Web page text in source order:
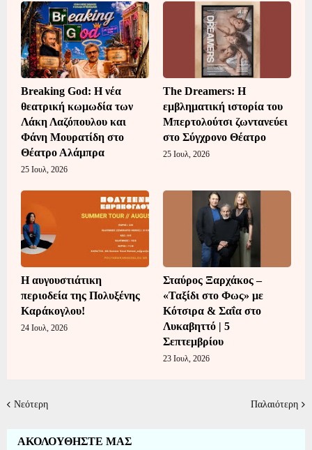
Breaking God: Η νέα
θεατρική κωμωδία των
Λάκη Λαζόπουλου και
Φάνη Μουρατίδη στο
Θέατρο Αλάμπρα
25 Ιουλ, 2026
The Dreamers: Η
εμβληματική ιστορία του
Μπερτολούτσι ζωντανεύει
στο Σύγχρονο Θέατρο
25 Ιουλ, 2026
Η αυγουστιάτικη
περιοδεία της Πολυξένης
Καράκογλου!
24 Ιουλ, 2026
Σταύρος Ξαρχάκος –
«Ταξίδι στο Φως» με
Κότσιρα & Σαΐα στο
Λυκαβηττό | 5
Σεπτεμβρίου
23 Ιουλ, 2026
Νεότερη Παλαιότερη
ΑΚΟΛΟΥΘΗΣΤΕ ΜΑΣ